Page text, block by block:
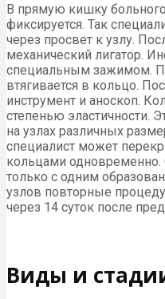
В прямую кишку
фиксируется. Так
через просвет к узлу.
механический лигатор.
специальным зажимом.
втягивается в кольцо.
инструмент и аноскоп.
степенью эластичности.
на узлах различных
специалист может
кольцами одновременно.
только с одним
узлов повторные
через 14 суток после
Виды и